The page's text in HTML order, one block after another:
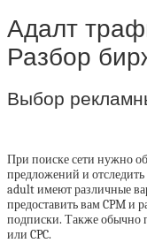
Адалт
Разбор
Выбор
При поиске сети нужно
предложений и
adult имеют различные
предоставить вам CPM и
подписки. Также обычно
или CPC.